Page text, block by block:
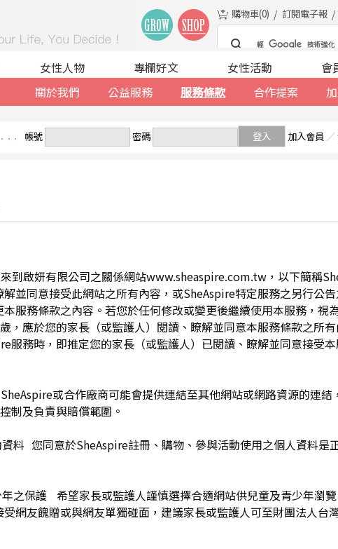
購物車(0) 訂閱電子報
關於我們
公益服務 服務條款 合作提案
女性人物 專欄好文 女性活動 會
帳號 密碼 登入 加入會員 ／
到啟妍有限公司之關係網站www.sheaspire.com.tw，以下簡稱
並同意接受此網站之所有內容，或SheAspire特定服務之另行公
服務條款之內容。若您於任何修改或變更後繼續使用本服務，視
，應於您的家長（或監護人）閱讀、瞭解並同意本服務條款之所
服務時，即推定您的家長（或監護人）已閱讀、瞭解並同意接受
或合作廠商可能會提供連結至其他網站或網路資源的連
制及負責與賠償範圍。
料 您同意於SheAspire註冊、購物、參與活動使用之個人資料是
之保護 希望家長或監護人謹慎選擇合適網站供兒童及青少年瀏
網友餽贈或與網友單獨碰面，建議家長或監護人可至財團法人台